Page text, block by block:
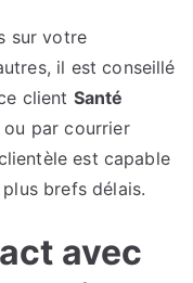
sur votre
il est conseillé
client Santé
ou par courrier
est capable
brefs délais.
avec